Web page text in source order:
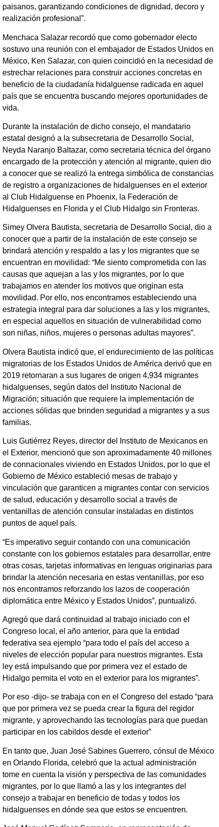
paisanos, garantizando condiciones de dignidad, decoro y
realización profesional”.
Menchaca Salazar recordó que como gobernador electo
sostuvo una reunión con el embajador de Estados Unidos en
México, Ken Salazar, con quien coincidió en la necesidad de
estrechar relaciones para construir acciones concretas en
beneficio de la ciudadanía hidalguense radicada en aquel
país que se encuentra buscando mejores oportunidades de
vida.
Durante la instalación de dicho consejo, el mandatario
estatal designó a la subsecretaria de Desarrollo Social,
Neyda Naranjo Baltazar, como secretaria técnica del órgano
encargado de la protección y atención al migrante, quien dio
a conocer que se realizó la entrega simbólica de constancias
de registro a organizaciones de hidalguenses en el exterior
al Club Hidalguense en Phoenix, la Federación de
Hidalguenses en Florida y el Club Hidalgo sin Fronteras.
Simey Olvera Bautista, secretaria de Desarrollo Social, dio a
conocer que a partir de la instalación de este consejo se
brindará atención y respaldo a las y los migrantes que se
encuentran en movilidad: “Me siento comprometida con las
causas que aquejan a las y los migrantes, por lo que
trabajamos en atender los motivos que originan esta
movilidad. Por ello, nos encontramos estableciendo una
estrategia integral para dar soluciones a las y los migrantes,
en especial aquellos en situación de vulnerabilidad como
son niñas, niños, mujeres o personas adultas mayores”.
Olvera Bautista indicó que, el endurecimiento de las políticas
migratorias de los Estados Unidos de América derivó que en
2019 retornaran a sus lugares de origen 4,934 migrantes
hidalguenses, según datos del Instituto Nacional de
Migración; situación que requiere la implementación de
acciones sólidas que brinden seguridad a migrantes y a sus
familias.
Luis Gutiérrez Reyes, director del Instituto de Mexicanos en
el Exterior, mencionó que son aproximadamente 40 millones
de connacionales viviendo en Estados Unidos, por lo que el
Gobierno de México estableció mesas de trabajo y
vinculación que garanticen a migrantes contar con servicios
de salud, educación y desarrollo social a través de
ventanillas de atención consular instaladas en distintos
puntos de aquel país.
“Es imperativo seguir contando con una comunicación
constante con los gobiernos estatales para desarrollar, entre
otras cosas, tarjetas informativas en lenguas originarias para
brindar la atención necesaria en estas ventanillas, por eso
nos encontramos reforzando los lazos de cooperación
diplomática entre México y Estados Unidos”, puntualizó.
Agregó que dará continuidad al trabajo iniciado con el
Congreso local, el año anterior, para que la entidad
federativa sea ejemplo “para todo el país del acceso a
niveles de elección popular para nuestros migrantes. Esta
ley está impulsando que por primera vez el estado de
Hidalgo permita el voto en el exterior para los migrantes”.
Por eso -dijo- se trabaja con en el Congreso del estado “para
que por primera vez se pueda crear la figura del regidor
migrante, y aprovechando las tecnologías para que puedan
participar en los cabildos desde el exterior”
En tanto que, Juan José Sabines Guerrero, cónsul de México
en Orlando Florida, celebró que la actual administración
tome en cuenta la visión y perspectiva de las comunidades
migrantes, por lo que llamó a las y los integrantes del
consejo a trabajar en beneficio de todas y todos los
hidalguenses en dónde sea que estos se encuentren.